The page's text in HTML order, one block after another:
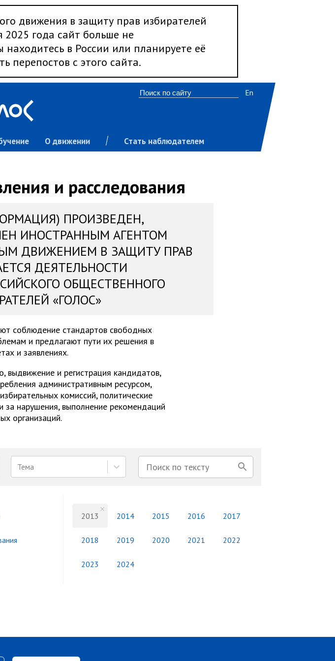
движения в защиту прав избирателей
2025 года сайт больше не
в России или планируете её
перепостов с этого сайта.
О движении Стать наблюдателем
En
и расследования
ПРОИЗВЕДЕН,
ИНОСТРАННЫМ АГЕНТОМ
ДВИЖЕНИЕМ В ЗАЩИТУ ПРАВ
ДЕЯТЕЛЬНОСТИ
ОБЩЕСТВЕННОГО
«ГОЛОС»
соблюдение стандартов свободных
и предлагают пути их решения в
и заявлениях.
выдвижение и регистрация кандидатов,
административным ресурсом,
комиссий, политические
за нарушения, выполнение рекомендаций
организаций.
Тема
2013 2014 2015 2016 2017
2018 2019 2020 2021 2022
2023 2024